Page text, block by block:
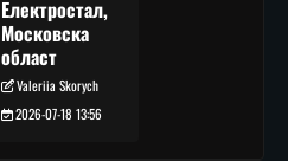
Електростал,
Московска
област
Valeriia Skorych
2026-07-18 13:56